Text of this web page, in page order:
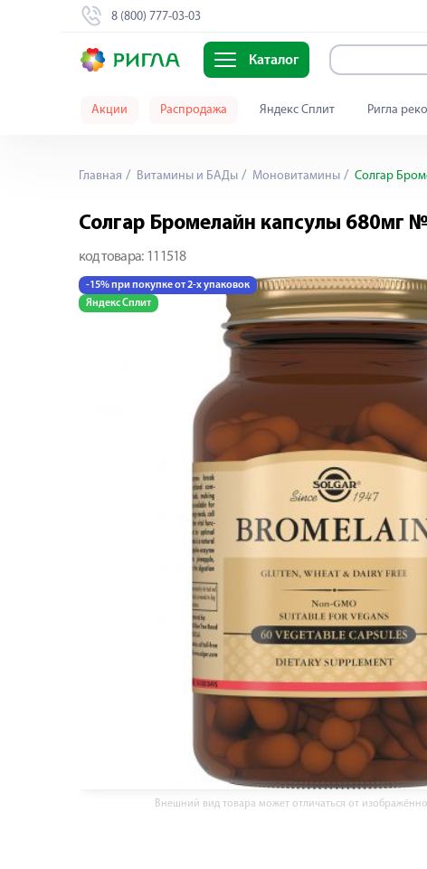
8 (800) 777-03-03
Каталог
Акции Распродажа Яндекс Сплит Ригла
Главная Витамины и БАДы Моновитамины Солгар
Солгар Бромелайн капсулы 680мг
код товара: 111518
-15% при покупке от 2-х упаковок
Яндекс Сплит
Внешний вид товара может отличаться от